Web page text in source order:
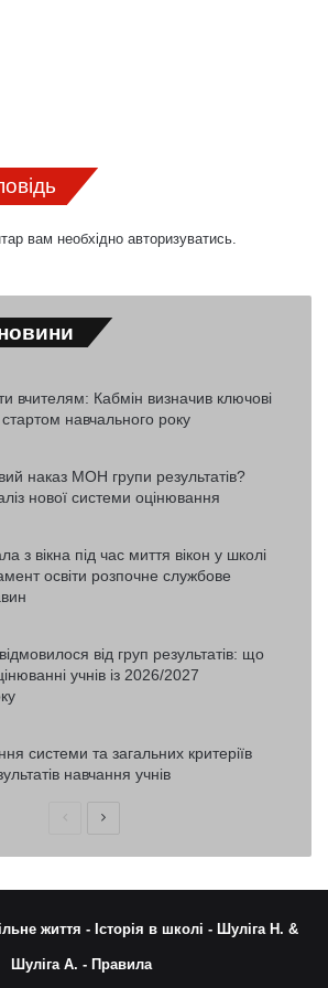
вам необхідно авторизуватись.
вчителям: Кабмін визначив ключові
навчального року
наказ МОН групи результатів?
нової системи оцінювання
з вікна під час миття вікон у школі
освіти розпочне службове
від груп результатів: що
учнів із 2026/2027
системи та загальних критеріїв
навчання учнів
ПопередняНаступна
життя - Історія в школі - Шуліга Н. &
Шуліга А. - Правила